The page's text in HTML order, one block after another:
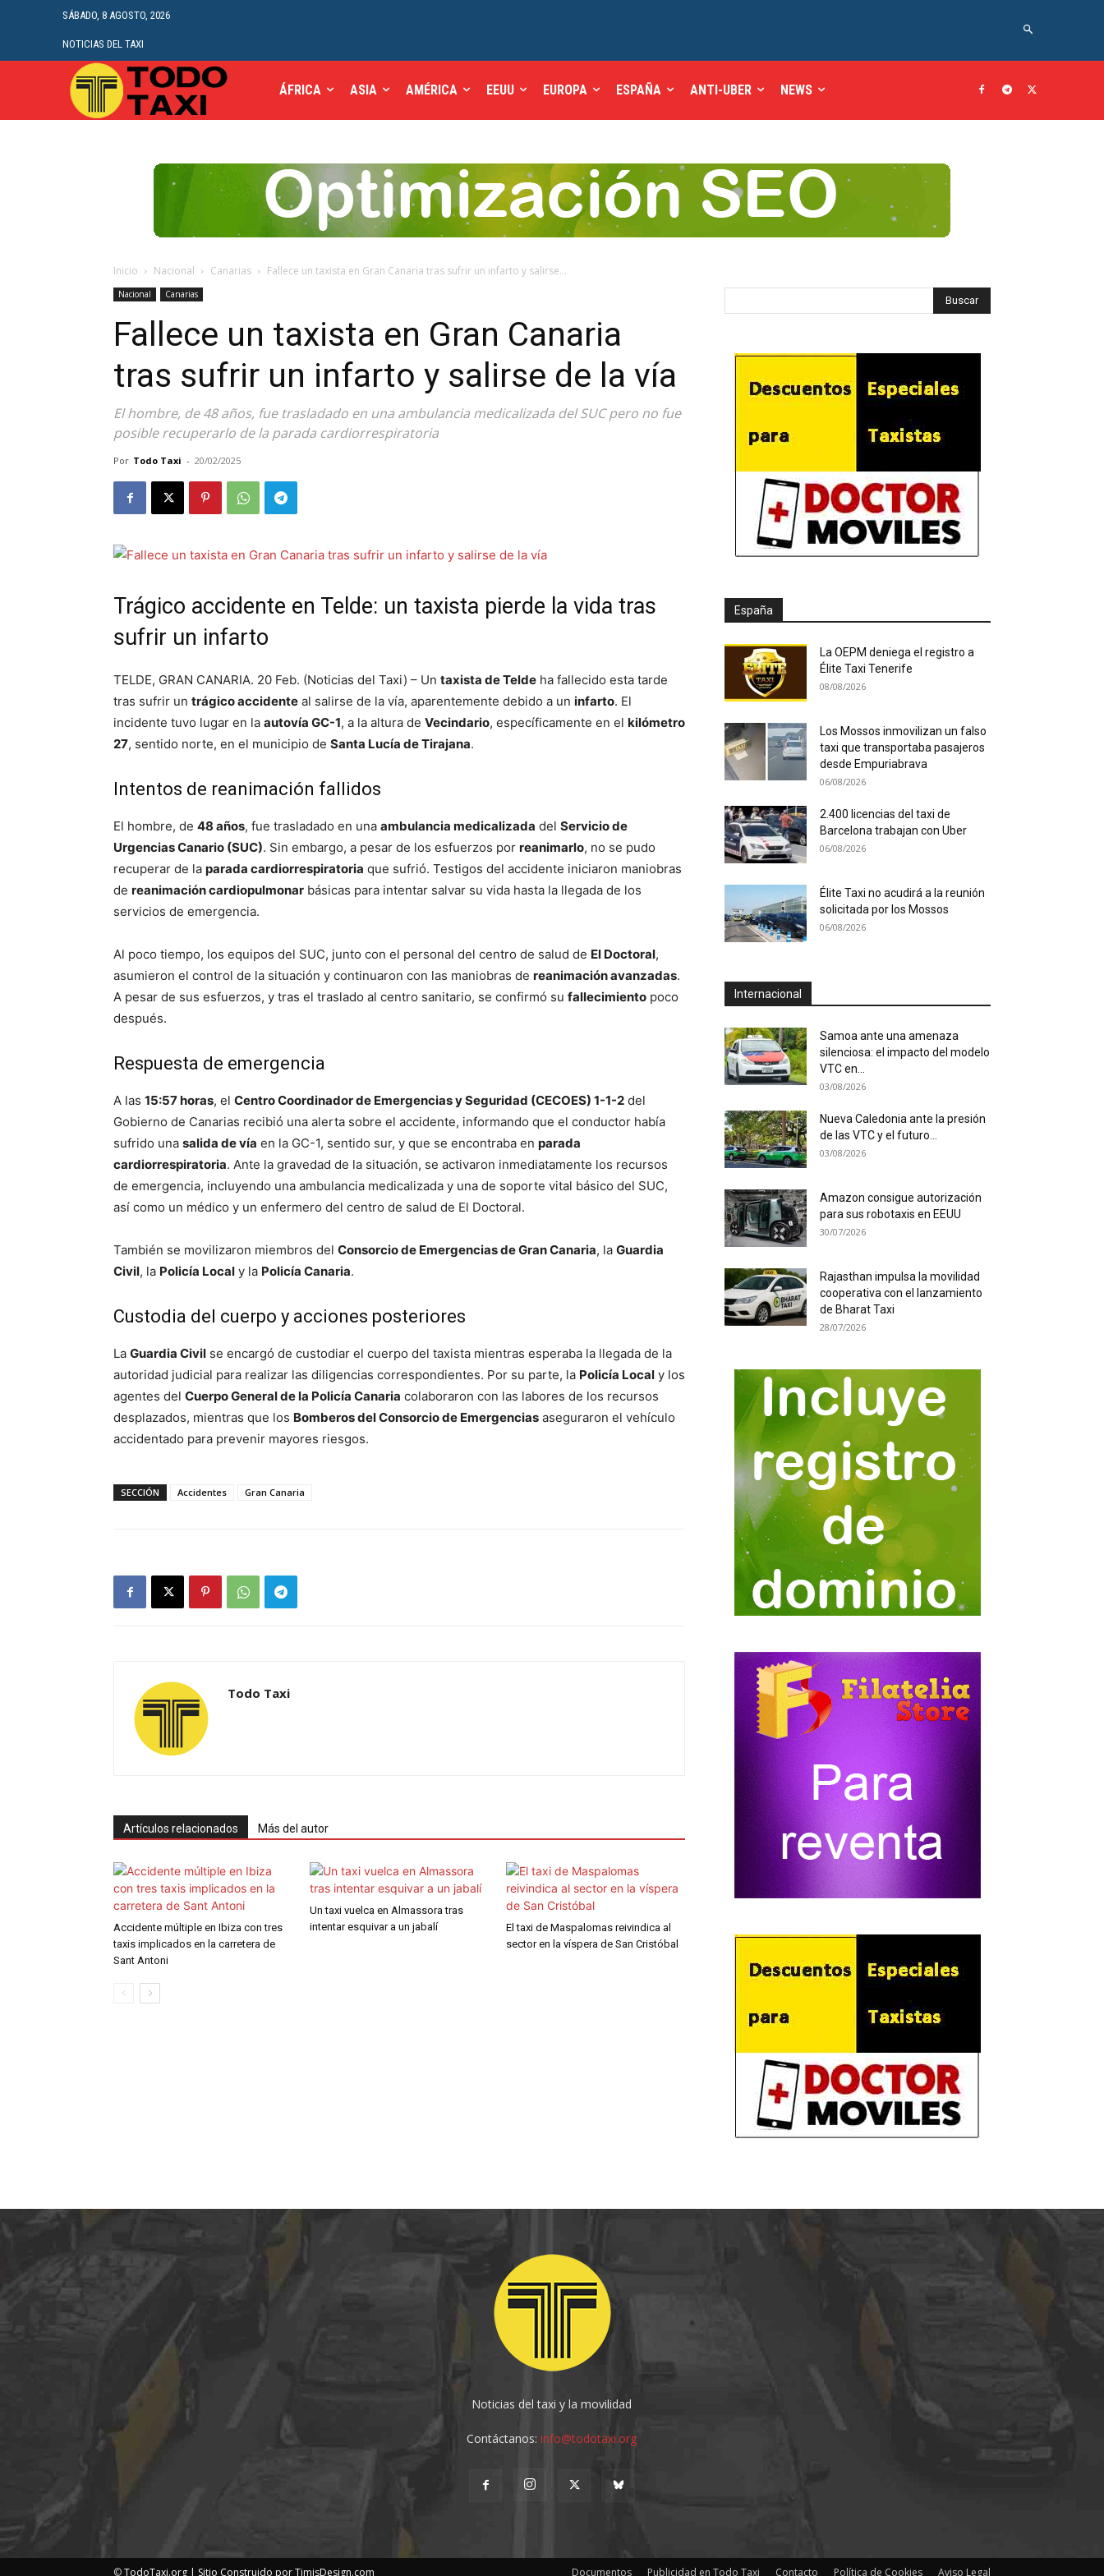
SÁBADO, 8 AGOSTO, 2026
NOTICIAS DEL TAXI
ÁFRICA ASIA AMÉRICA EEUU EUROPA ESPAÑA ANTI-UBER NEWS
Inicio Nacional Canarias Fallece un taxista en Gran Canaria tras sufrir un infarto y salirse...
Nacional Canarias
Fallece un taxista en Gran Canaria
tras sufrir un infarto y salirse de la vía
El hombre, de 48 años, fue trasladado en una ambulancia medicalizada del SUC pero no fue
posible recuperarlo de la parada cardiorrespiratoria
Por Todo Taxi - 20/02/2025
Trágico accidente en Telde: un taxista pierde la vida tras
sufrir un infarto
TELDE, GRAN CANARIA. 20 Feb. (Noticias del Taxi) – Un taxista de Telde ha fallecido esta tarde
tras sufrir un trágico accidente al salirse de la vía, aparentemente debido a un infarto. El
incidente tuvo lugar en la autovía GC-1, a la altura de Vecindario, específicamente en el kilómetro
27, sentido norte, en el municipio de Santa Lucía de Tirajana.
Intentos de reanimación fallidos
El hombre, de 48 años, fue trasladado en una ambulancia medicalizada del Servicio de
Urgencias Canario (SUC). Sin embargo, a pesar de los esfuerzos por reanimarlo, no se pudo
recuperar de la parada cardiorrespiratoria que sufrió. Testigos del accidente iniciaron maniobras
de reanimación cardiopulmonar básicas para intentar salvar su vida hasta la llegada de los
servicios de emergencia.
Al poco tiempo, los equipos del SUC, junto con el personal del centro de salud de El Doctoral,
asumieron el control de la situación y continuaron con las maniobras de reanimación avanzadas.
A pesar de sus esfuerzos, y tras el traslado al centro sanitario, se confirmó su fallecimiento poco
después.
Respuesta de emergencia
A las 15:57 horas, el Centro Coordinador de Emergencias y Seguridad (CECOES) 1-1-2 del
Gobierno de Canarias recibió una alerta sobre el accidente, informando que el conductor había
sufrido una salida de vía en la GC-1, sentido sur, y que se encontraba en parada
cardiorrespiratoria. Ante la gravedad de la situación, se activaron inmediatamente los recursos
de emergencia, incluyendo una ambulancia medicalizada y una de soporte vital básico del SUC,
así como un médico y un enfermero del centro de salud de El Doctoral.
También se movilizaron miembros del Consorcio de Emergencias de Gran Canaria, la Guardia
Civil, la Policía Local y la Policía Canaria.
Custodia del cuerpo y acciones posteriores
La Guardia Civil se encargó de custodiar el cuerpo del taxista mientras esperaba la llegada de la
autoridad judicial para realizar las diligencias correspondientes. Por su parte, la Policía Local y los
agentes del Cuerpo General de la Policía Canaria colaboraron con las labores de los recursos
desplazados, mientras que los Bomberos del Consorcio de Emergencias aseguraron el vehículo
accidentado para prevenir mayores riesgos.
SECCIÓN Accidentes Gran Canaria
Todo Taxi
Artículos relacionados Más del autor
Accidente múltiple en Ibiza con tres
taxis implicados en la carretera de
Sant Antoni
Un taxi vuelca en Almassora tras
intentar esquivar a un jabalí
El taxi de Maspalomas reivindica al
sector en la víspera de San Cristóbal
España
La OEPM deniega el registro a
Élite Taxi Tenerife
08/08/2026
Los Mossos inmovilizan un falso
taxi que transportaba pasajeros
desde Empuriabrava
06/08/2026
2.400 licencias del taxi de
Barcelona trabajan con Uber
06/08/2026
Élite Taxi no acudirá a la reunión
solicitada por los Mossos
06/08/2026
Internacional
Samoa ante una amenaza
silenciosa: el impacto del modelo
VTC en...
03/08/2026
Nueva Caledonia ante la presión
de las VTC y el futuro...
03/08/2026
Amazon consigue autorización
para sus robotaxis en EEUU
30/07/2026
Rajasthan impulsa la movilidad
cooperativa con el lanzamiento
de Bharat Taxi
28/07/2026
Noticias del taxi y la movilidad
Contáctanos:info@todotaxi.org
Documentos Publicidad en Todo Taxi Contacto Política de Cookies Aviso Legal
©TodoTaxi.org | Sitio Construido porTimisDesign.com